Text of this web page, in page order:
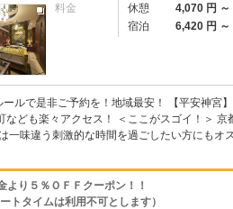
料金 休憩 4,070 円 ～
宿泊
6,420 円 ～
ルで是非ご予約を！地域最安！ 【平安神宮
ども楽々アクセス！ ＜ここがスゴイ！＞
一味違う刺激的な時間を過ごしたい方にも
り５％ＯＦＦクーポン！！
トタイムは利用不可とします）